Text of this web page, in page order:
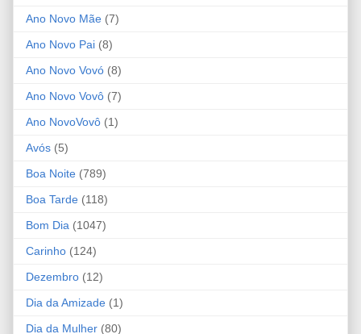
Ano Novo Mãe (7)
Ano Novo Pai (8)
Ano Novo Vovó (8)
Ano Novo Vovô (7)
Ano NovoVovô (1)
Avós (5)
Boa Noite (789)
Boa Tarde (118)
Bom Dia (1047)
Carinho (124)
Dezembro (12)
Dia da Amizade (1)
Dia da Mulher (80)